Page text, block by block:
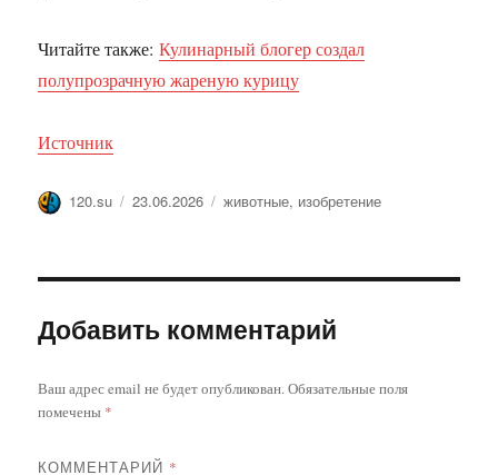
Читайте также:Кулинарный блогер создал
полупрозрачную жареную курицу
Источник
Автор
120.su Опубликовано
23.06.2026 Метки
животные, изобретение
Добавить комментарий
Ваш адрес email не будет опубликован. Обязательные поля
помечены *
КОММЕНТАРИЙ *